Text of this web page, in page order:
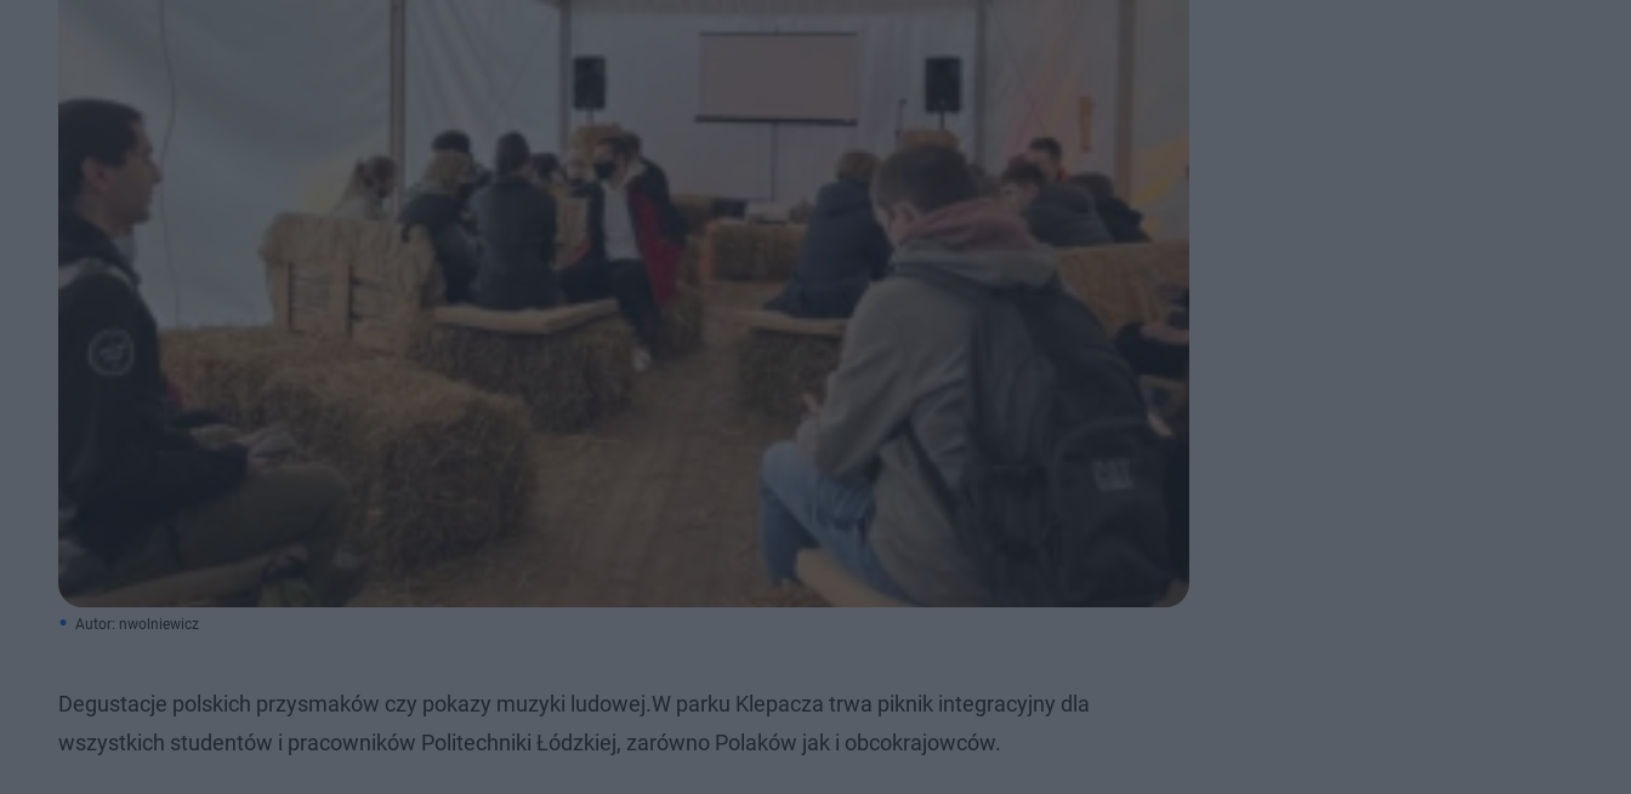
Autor: nwolniewicz
Degustacje polskich przysmaków czy pokazy muzyki ludowej.W parku Klepacza trwa piknik integracyjny dla
wszystkich studentów i pracowników Politechniki Łódzkiej, zarówno Polaków jak i obcokrajowców.